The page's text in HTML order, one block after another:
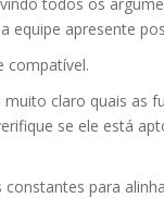
equipe apresente
compatível.
muito claro quais as
se ele está
constantes para